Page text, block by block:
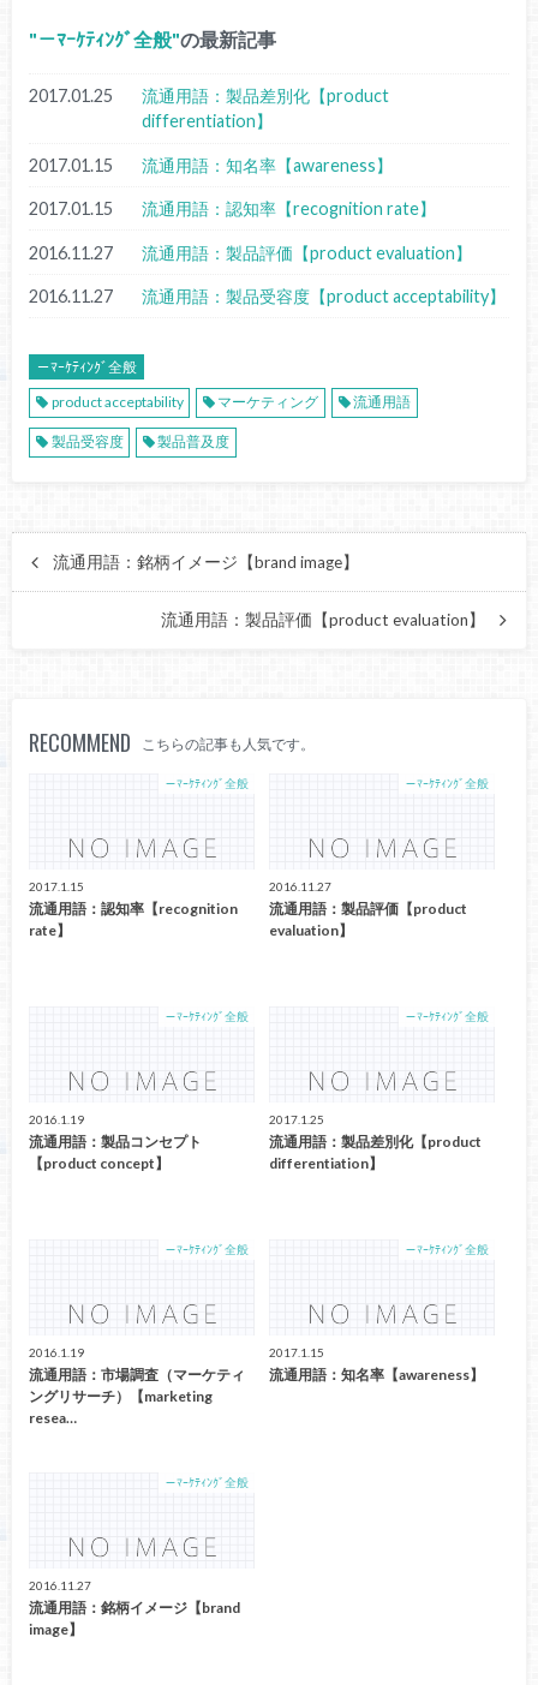
－ﾏｰｹﾃｨﾝｸﾞ全般 の最新記事
2017.01.25
流通用語：製品差別化【product
differentiation】
2017.01.15 流通用語：知名率【awareness】
2017.01.15 流通用語：認知率【recognition rate】
2016.11.27 流通用語：製品評価【product evaluation】
2016.11.27 流通用語：製品受容度【product acceptability】
－ﾏｰｹﾃｨﾝｸﾞ全般
product acceptability
マーケティング 流通用語
製品受容度 製品普及度
流通用語：銘柄イメージ【brand image】
流通用語：製品評価【product evaluation】
RECOMMEND こちらの記事も人気です。
－ﾏｰｹﾃｨﾝｸﾞ全般
2017.1.15
流通用語：認知率【recognition
rate】
－ﾏｰｹﾃｨﾝｸﾞ全般
2016.11.27
流通用語：製品評価【product
evaluation】
－ﾏｰｹﾃｨﾝｸﾞ全般
2016.1.19
流通用語：製品コンセプト
【product concept】
－ﾏｰｹﾃｨﾝｸﾞ全般
2017.1.25
流通用語：製品差別化【product
differentiation】
－ﾏｰｹﾃｨﾝｸﾞ全般
2016.1.19
流通用語：市場調査（マーケティ
ングリサーチ）【marketing
resea…
－ﾏｰｹﾃｨﾝｸﾞ全般
2017.1.15
流通用語：知名率【awareness】
－ﾏｰｹﾃｨﾝｸﾞ全般
2016.11.27
流通用語：銘柄イメージ【brand
image】